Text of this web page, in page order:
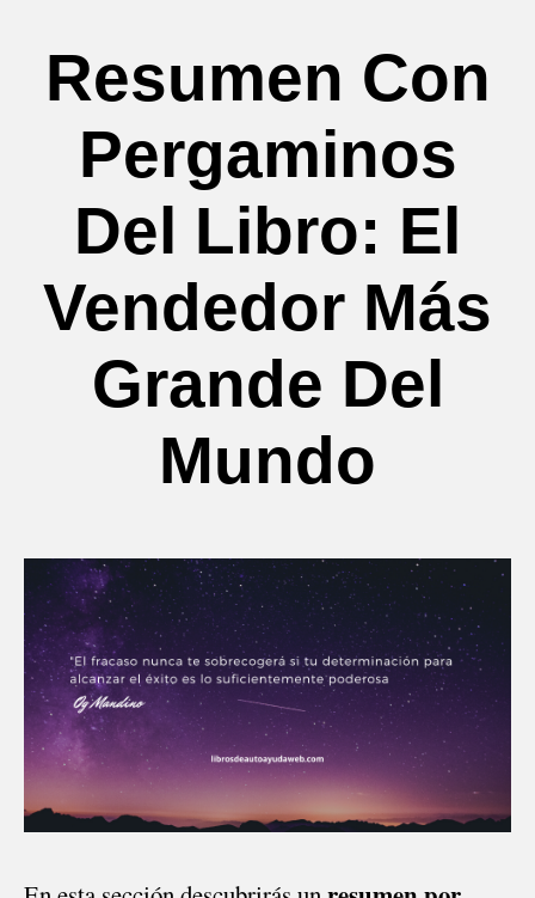
Resumen Con
Pergaminos
Del Libro: El
Vendedor Más
Grande Del
Mundo